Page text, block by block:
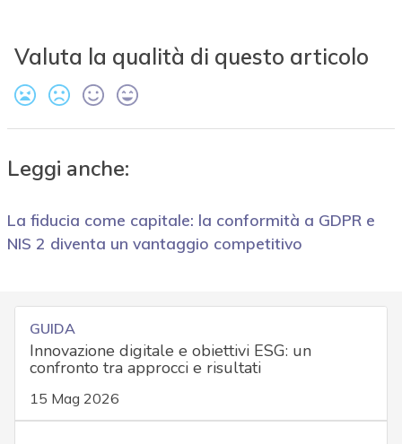
Valuta la qualità di questo articolo
Leggi anche:
La fiducia come capitale: la conformità a GDPR e
NIS 2 diventa un vantaggio competitivo
GUIDA
Innovazione digitale e obiettivi ESG: un
confronto tra approcci e risultati
15 Mag 2026